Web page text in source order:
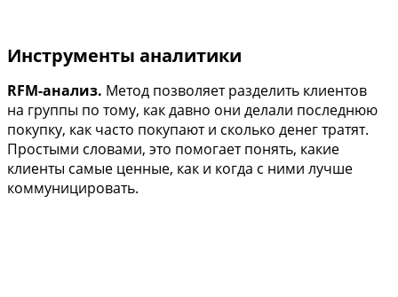
Инструменты аналитики
RFM-анализ. Метод позволяет разделить клиентов
на группы по тому, как давно они делали последнюю
покупку, как часто покупают и сколько денег тратят.
Простыми словами, это помогает понять, какие
клиенты самые ценные, как и когда с ними лучше
коммуницировать.